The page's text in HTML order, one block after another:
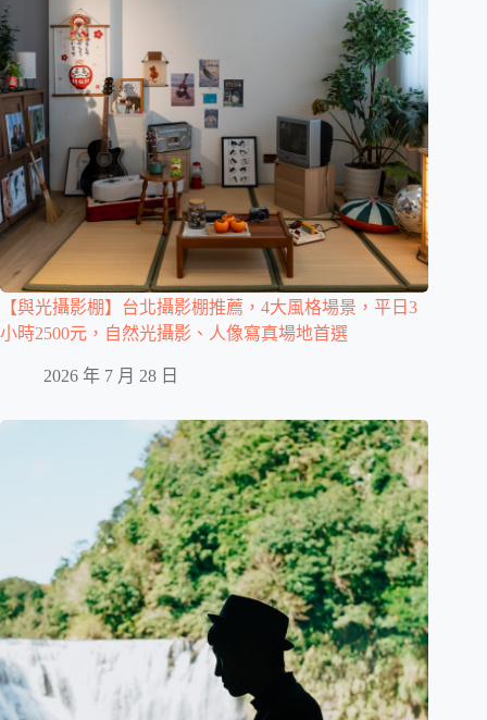
【與光攝影棚】台北攝影棚推薦，4大風格場景，平日3
小時2500元，自然光攝影、人像寫真場地首選
2026 年 7 月 28 日